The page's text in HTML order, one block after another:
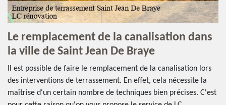
Le remplacement de la canalisation dans
la ville de Saint Jean De Braye
Il est possible de faire le remplacement de la canalisation lors
des interventions de terrassement. En effet, cela nécessite la
maîtrise d'un certain nombre de techniques bien précises. C'est